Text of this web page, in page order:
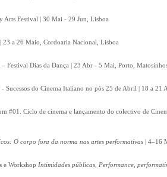
Arts Festival | 30 Mai - 29 Jun, Lisboa
23 a 26 Maio, Cordoaria Nacional, Lisboa
Festival Dias da Dança | 23 Abr - 5 Mai, Porto,
- Sucessos do Cinema Italiano no pós 25 de Abril | 18 a
#01. Ciclo de cinema e lançamento do colectivo de
O corpo fora da norma nas artes performativas | 4–16
e Workshop Intimidades públicas, Performance,